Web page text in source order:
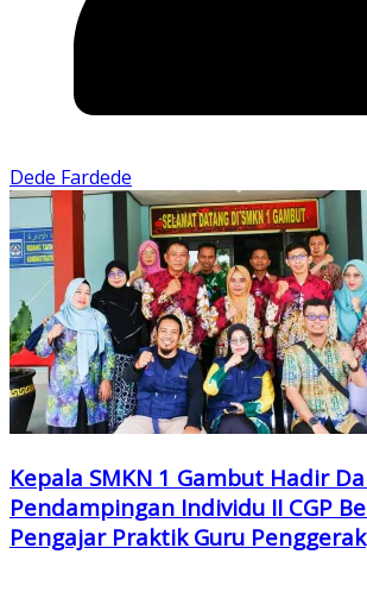
Dede Fardede
Kepala SMKN 1 Gambut Hadir
Pendampingan Individu II CGP
Pengajar Praktik Guru Penggerak